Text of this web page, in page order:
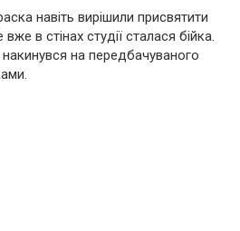
навіть вирішили присвятити
в стінах студії сталася бійка.
на передбачуваного